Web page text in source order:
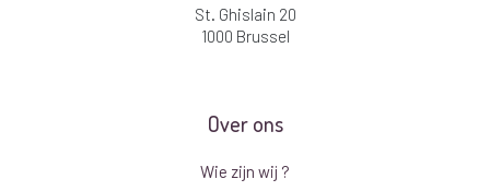
St. Ghislain 20
1000 Brussel
Over ons
Wie zijn wij ?